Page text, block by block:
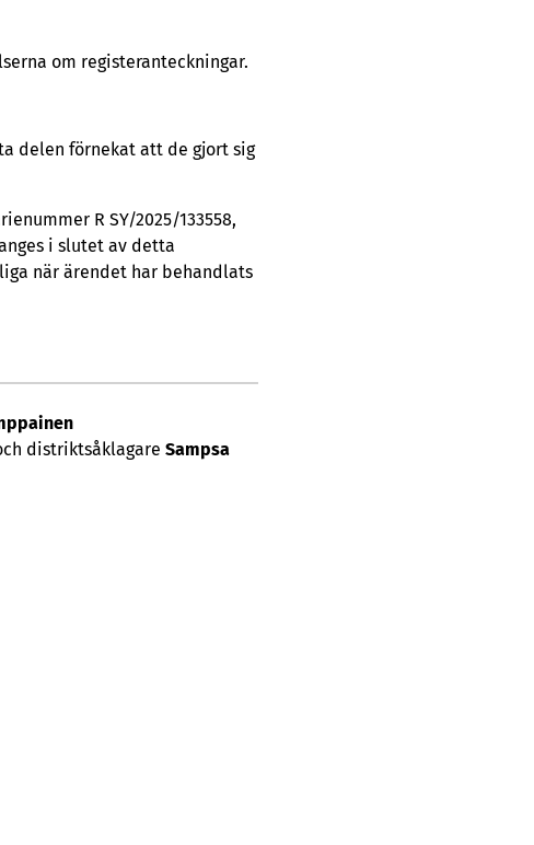
om registeranteckningar.
delen förnekat att de gjort sig
R SY/2025/133558,
i slutet av detta
när ärendet har behandlats
distriktsåklagare Sampsa